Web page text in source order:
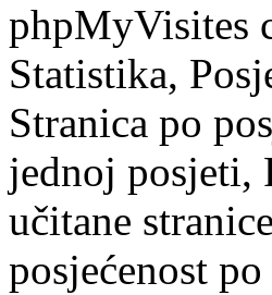
phpMyVisites
Statistika,
Stranica po
jednoj posjeti,
učitane
posjećenost po